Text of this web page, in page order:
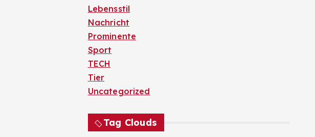
Lebensstil
Nachricht
Prominente
Sport
TECH
Tier
Uncategorized
Tag Clouds